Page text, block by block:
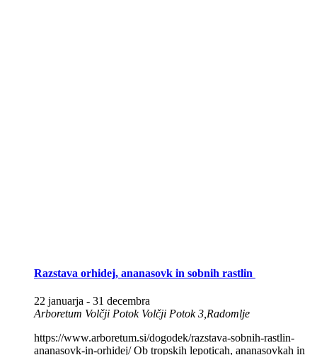
Razstava orhidej, ananasovk in sobnih rastlin
22 januarja - 31 decembra
Arboretum Volčji Potok Volčji Potok 3,Radomlje
https://www.arboretum.si/dogodek/razstava-sobnih-rastlin-
ananasovk-in-orhidej/ Ob tropskih lepoticah, ananasovkah in